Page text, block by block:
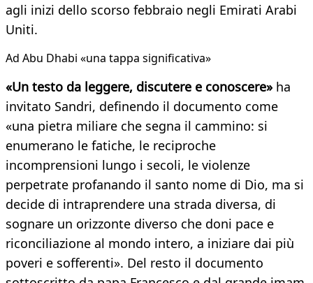
agli inizi dello scorso febbraio negli Emirati Arabi
Uniti.
Ad Abu Dhabi «una tappa significativa»
«Un testo da leggere, discutere e conoscere» ha
invitato Sandri, definendo il documento come
«una pietra miliare che segna il cammino: si
enumerano le fatiche, le reciproche
incomprensioni lungo i secoli, le violenze
perpetrate profanando il santo nome di Dio, ma si
decide di intraprendere una strada diversa, di
sognare un orizzonte diverso che doni pace e
riconciliazione al mondo intero, a iniziare dai più
poveri e sofferenti». Del resto il documento